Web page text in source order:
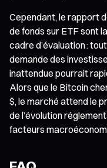
Cependant, le rapport
de fonds sur ETF sont
cadre d’évaluation :
demande des
inattendue pourrait
Alors que le Bitcoin
$, le marché attend le
de l’évolution
facteurs